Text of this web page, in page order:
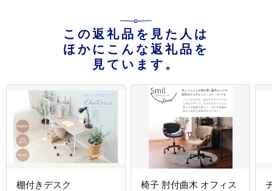
この返礼品を見た人は
ほかにこんな返礼品を
見ています。
棚付きデスク
椅子 肘付曲木 オフィス